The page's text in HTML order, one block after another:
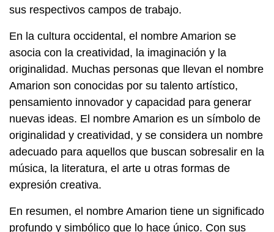
sus respectivos campos de trabajo.
En la cultura occidental, el nombre Amarion se
asocia con la creatividad, la imaginación y la
originalidad. Muchas personas que llevan el nombre
Amarion son conocidas por su talento artístico,
pensamiento innovador y capacidad para generar
nuevas ideas. El nombre Amarion es un símbolo de
originalidad y creatividad, y se considera un nombre
adecuado para aquellos que buscan sobresalir en la
música, la literatura, el arte u otras formas de
expresión creativa.
En resumen, el nombre Amarion tiene un significado
profundo y simbólico que lo hace único. Con sus